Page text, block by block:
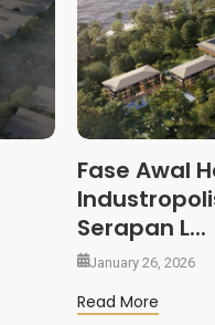
Fase Awal
Serapan L...
January 26, 2026
Read More